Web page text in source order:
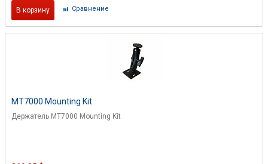
В корзину Cравнение
MT7000 Mounting Kit
Держатель MT7000 Mounting Kit